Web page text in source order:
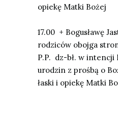
opiekę Matki Bożej
17.00 + Bogusławę
rodziców obojga
P.P. dz-bł. w intencji
urodzin z prośbą o
łaski i opiekę Matki